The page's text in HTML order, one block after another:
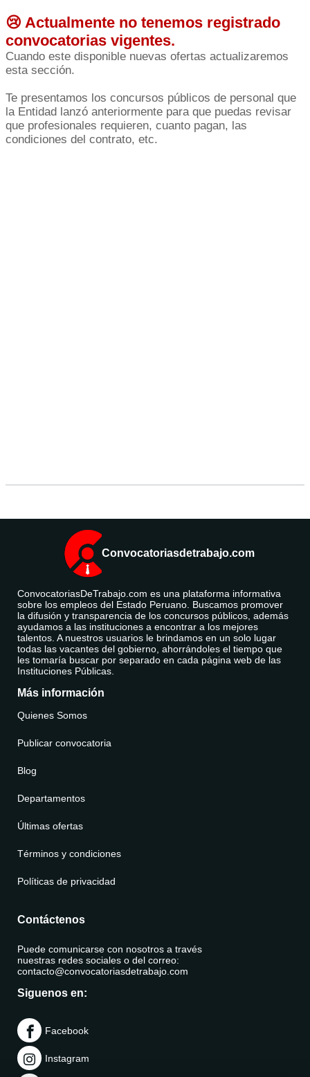
😢 Actualmente no tenemos registrado
convocatorias vigentes.
Cuando este disponible nuevas ofertas actualizaremos
esta sección.
Te presentamos los concursos públicos de personal que
la Entidad lanzó anteriormente para que puedas revisar
que profesionales requieren, cuanto pagan, las
condiciones del contrato, etc.
Convocatoriasdetrabajo.com
ConvocatoriasDeTrabajo.com es una plataforma informativa
sobre los empleos del Estado Peruano. Buscamos promover
la difusión y transparencia de los concursos públicos, además
ayudamos a las instituciones a encontrar a los mejores
talentos. A nuestros usuarios le brindamos en un solo lugar
todas las vacantes del gobierno, ahorrándoles el tiempo que
les tomaría buscar por separado en cada página web de las
Instituciones Públicas.
Más información
Quienes Somos
Publicar convocatoria
Blog
Departamentos
Últimas ofertas
Términos y condiciones
Políticas de privacidad
Contáctenos
Puede comunicarse con nosotros a través
nuestras redes sociales o del correo:
contacto@convocatoriasdetrabajo.com
Siguenos en:
Facebook
Instagram